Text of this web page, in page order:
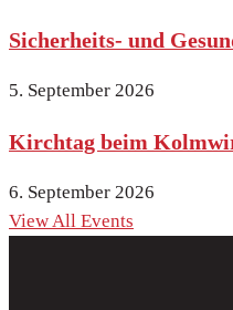
Sicherheits- und
5. September 2026
Kirchtag beim
6. September 2026
View All Events